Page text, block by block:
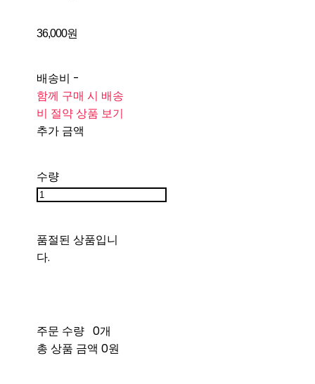
36,000원
배송비 -
함께 구매 시 배송
비 절약 상품 보기
추가 금액
수량
품절된 상품입니
다.
주문 수량 0개
총 상품 금액 0원